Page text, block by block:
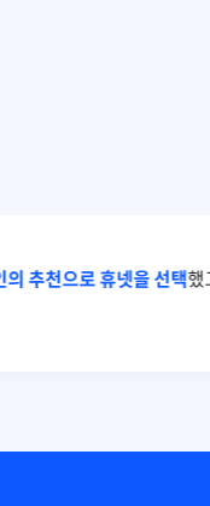
의 추천으로 휴넷을 선택했